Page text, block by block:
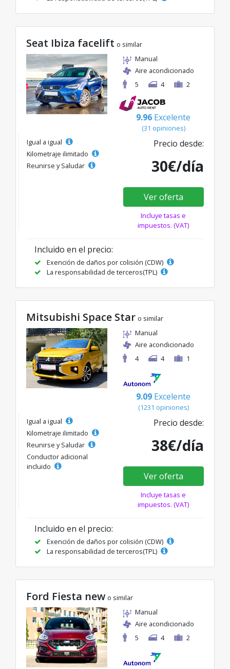
Seat Ibiza facelift o similar
Manual
Aire acondicionado
5
4 2
9.96 Excelente
(31 opiniones)
Igual a igual
Kilometraje ilimitado
Reunirse y Saludar
Precio desde:
30€/día
Ver oferta
Incluye tasas e
impuestos. (VAT)
Incluido en el precio:
Exención de daños por colisión (CDW)
La responsabilidad de terceros(TPL)
Mitsubishi Space Star o similar
Manual
Aire acondicionado
4
4 1
9.09 Excelente
(1231 opiniones)
Igual a igual
Kilometraje ilimitado
Reunirse y Saludar
Conductor adicional
incluido
Precio desde:
38€/día
Ver oferta
Incluye tasas e
impuestos. (VAT)
Incluido en el precio:
Exención de daños por colisión (CDW)
La responsabilidad de terceros(TPL)
Ford Fiesta new o similar
Manual
Aire acondicionado
5
4 2